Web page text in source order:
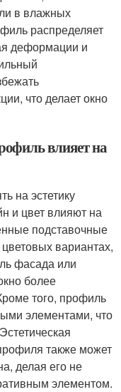
в влажных
распределяет
деформации и
что делает окно
влияет на
на эстетику
и цвет влияют на
подставочные
вариантах,
фасада или
более
того, профиль
элементами, что
также может
делая его не
элементом.